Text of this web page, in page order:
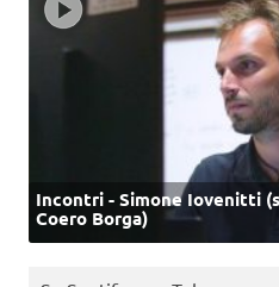
Incontri - Simone Iovenitti
Coero Borga)